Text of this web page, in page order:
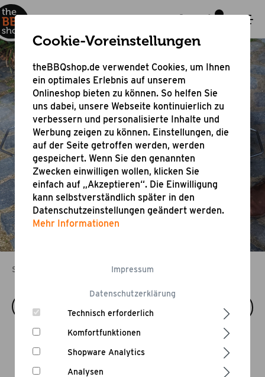
Dutch Oven
vielseitiges Outdoor Cooking mit dem
Feuertopf
Startseite Outdoor Cooking
Cookie-Voreinstellungen
theBBQshop.de verwendet Cookies, um Ihnen
ein optimales Erlebnis auf unserem
Onlineshop bieten zu können. So helfen Sie
uns dabei, unsere Webseite kontinuierlich zu
verbessern und personalisierte Inhalte und
Werbung zeigen zu können. Einstellungen, die
auf der Seite getroffen werden, werden
gespeichert. Wenn Sie den genannten
Zwecken einwilligen wollen, klicken Sie
einfach auf „Akzeptieren“. Die Einwilligung
kann selbstverständlich später in den
Datenschutzeinstellungen geändert werden.
Mehr Informationen
Datenschutzerklärung
Impressum
Technisch erforderlich
Komfortfunktionen
Shopware Analytics
Analysen